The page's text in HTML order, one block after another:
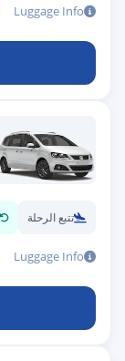
Luggage Info
تتبع الرحلة
Luggage Info